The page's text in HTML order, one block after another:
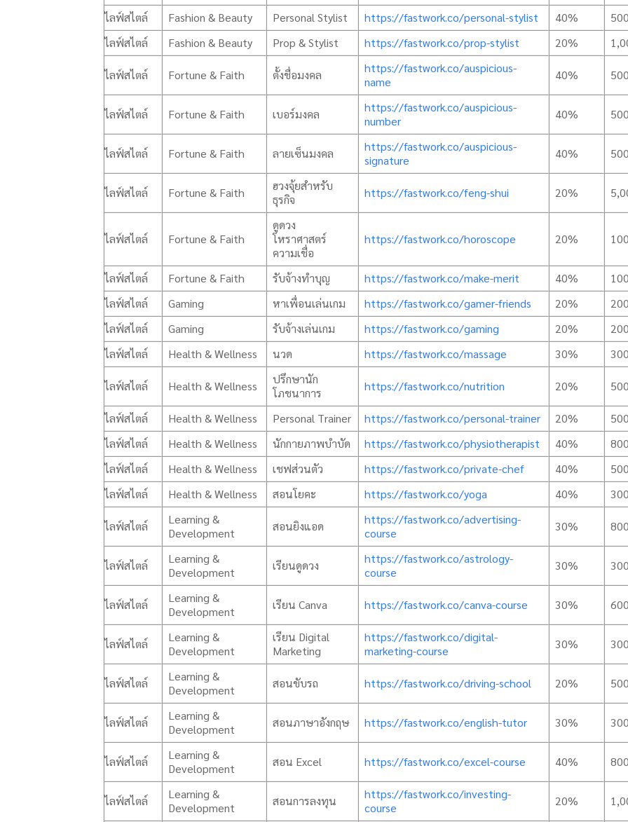
ไลฟ์สไตล์ Fashion & Beauty Personal Stylist https://fastwork.co/personal-stylist 40%
500
ไลฟ์สไตล์
Fashion & Beauty Prop & Stylist https://fastwork.co/prop-stylist 20%
ไลฟ์สไตล์ Fortune & Faith ตั้งชื่อมงคล
https://fastwork.co/auspicious-
name
40% 500
ไลฟ์สไตล์ Fortune & Faith เบอร์มงคล
https://fastwork.co/auspicious-
number
40% 500
ไลฟ์สไตล์ Fortune & Faith ลายเซ็นมงคล
https://fastwork.co/auspicious-
signature
40% 500
ไลฟ์สไตล์ Fortune & Faith
ฮวงจุ้ยสำหรับ
ธุรกิจ
https://fastwork.co/feng-shui 20%
ไลฟ์สไตล์ Fortune & Faith
ดูดวง
โหราศาสตร์
ความเชื่อ
https://fastwork.co/horoscope 20% 100
ไลฟ์สไตล์ Fortune & Faith รับจ้างทำบุญ https://fastwork.co/make-merit 40%
100
ไลฟ์สไตล์
Gaming หาเพื่อนเล่นเกม https://fastwork.co/gamer-friends 20%
200
ไลฟ์สไตล์
Gaming รับจ้างเล่นเกม https://fastwork.co/gaming 20%
200
ไลฟ์สไตล์
Health & Wellness นวด https://fastwork.co/massage 30% 300
ไลฟ์สไตล์ Health & Wellness
ปรึกษานัก
โภชนาการ
https://fastwork.co/nutrition 20% 500
ไลฟ์สไตล์ Health & Wellness Personal Trainer https://fastwork.co/personal-trainer 20%
500
ไลฟ์สไตล์
Health & Wellness นักกายภาพบำบัด https://fastwork.co/physiotherapist 40%
800
ไลฟ์สไตล์
Health & Wellness เชฟส่วนตัว https://fastwork.co/private-chef 40%
500
ไลฟ์สไตล์
Health & Wellness สอนโยคะ https://fastwork.co/yoga 40% 300
ไลฟ์สไตล์
Learning &
Development
สอนยิงแอด
https://fastwork.co/advertising-
course
30% 800
ไลฟ์สไตล์
Learning &
Development
เรียนดูดวง
https://fastwork.co/astrology-
course
30% 300
ไลฟ์สไตล์
Learning &
Development
เรียน Canva https://fastwork.co/canva-course 30% 600
ไลฟ์สไตล์
Learning &
Development
เรียน Digital
Marketing
https://fastwork.co/digital-
marketing-course
30% 300
ไลฟ์สไตล์
Learning &
Development
สอนขับรถ https://fastwork.co/driving-school 20% 500
ไลฟ์สไตล์
Learning &
Development
สอนภาษาอังกฤษ https://fastwork.co/english-tutor 30% 300
ไลฟ์สไตล์
Learning &
Development
สอน Excel https://fastwork.co/excel-course 40% 800
ไลฟ์สไตล์
Learning &
Development
สอนการลงทุน
https://fastwork.co/investing-
course
20%